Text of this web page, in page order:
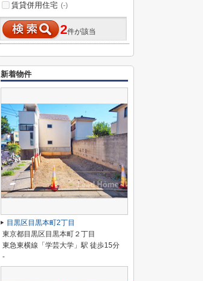
賃貸併用住宅 (-)
2件が該当
新着物件
目黒区目黒本町2丁目
東京都目黒区目黒本町２丁目
東急東横線「学芸大学」駅 徒歩15分
-